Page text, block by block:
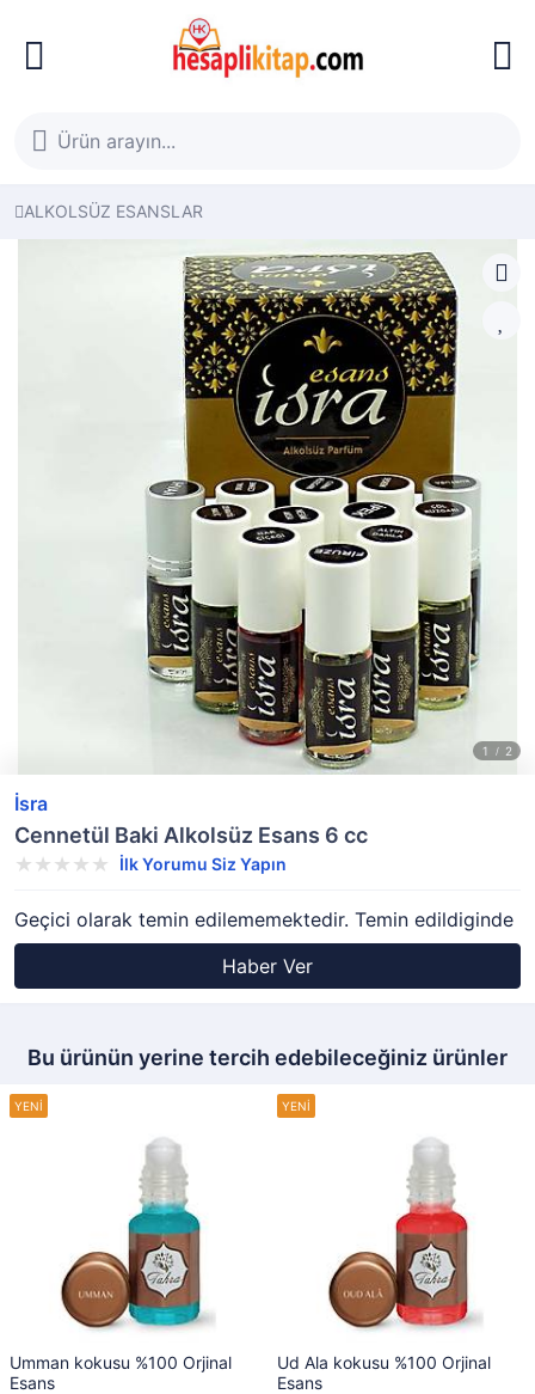
ALKOLSÜZ ESANSLAR
İsra
Cennetül Baki Alkolsüz Esans 6 cc
İlk Yorumu Siz Yapın
Geçici olarak temin edilememektedir. Temin edildiginde
Haber Ver
Bu ürünün yerine tercih edebileceğiniz ürünler
Umman kokusu %100 Orjinal
Esans
Ud Ala kokusu %100 Orjinal
Esans